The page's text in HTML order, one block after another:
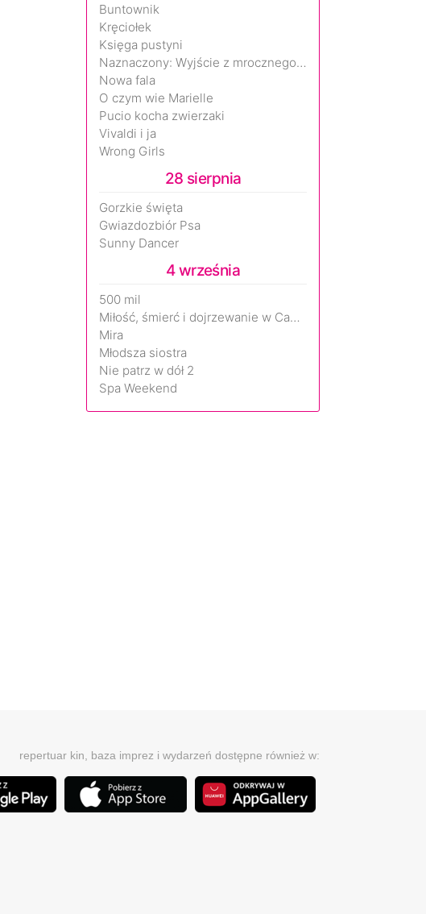
Buntownik
Kręciołek
Księga pustyni
Naznaczony: Wyjście z mrocznego wymiaru
Nowa fala
O czym wie Marielle
Pucio kocha zwierzaki
Vivaldi i ja
Wrong Girls
28 sierpnia
Gorzkie święta
Gwiazdozbiór Psa
Sunny Dancer
4 września
500 mil
Miłość, śmierć i dojrzewanie w Camp Miasma
Mira
Młodsza siostra
Nie patrz w dół 2
Spa Weekend
repertuar kin, baza imprez i wydarzeń dostępne również w: